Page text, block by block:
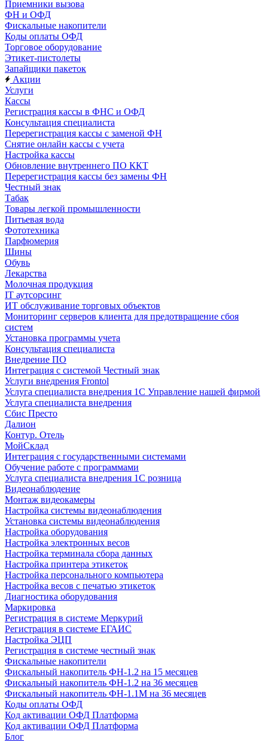
Приемники вызова
ФН и ОФД
Фискальные накопители
Коды оплаты ОФД
Торговое оборудование
Этикет-пистолеты
Запайщики пакеток
Акции
Услуги
Кассы
Регистрация кассы в ФНС и ОФД
Консультация специалиста
Перерегистрация кассы с заменой ФН
Снятие онлайн кассы с учета
Настройка кассы
Обновление внутреннего ПО ККТ
Перерегистрация кассы без замены ФН
Честный знак
Табак
Товары легкой промышленности
Питьевая вода
Фототехника
Парфюмерия
Шины
Обувь
Лекарства
Молочная продукция
IT аутсорсинг
ИТ обслуживание торговых объектов
Мониторинг серверов клиента для предотвращение сбоя
систем
Установка программы учета
Консультация специалиста
Внедрение ПО
Интеграция с системой Честный знак
Услуги внедрения Frontol
Услуга специалиста внедрения 1С Управление нашей фирмой
Услуга специалиста внедрения
Сбис Престо
Далион
Контур. Отель
МойСклад
Интеграция с государственными системами
Обучение работе с программами
Услуга специалиста внедрения 1С розница
Видеонаблюдение
Монтаж видеокамеры
Настройка системы видеонаблюдения
Установка системы видеонаблюдения
Настройка оборудования
Настройка электронных весов
Настройка терминала сбора данных
Настройка принтера этикеток
Настройка персонального компьютера
Настройка весов с печатью этикеток
Диагностика оборудования
Маркировка
Регистрация в системе Меркурий
Регистрация в системе ЕГАИС
Настройка ЭЦП
Регистрация в системе честный знак
Фискальные накопители
Фискальный накопитель ФН-1.2 на 15 месяцев
Фискальный накопитель ФН-1.2 на 36 месяцев
Фискальный накопитель ФН-1.1М на 36 месяцев
Коды оплаты ОФД
Код активации ОФД Платформа
Код активации ОФД Платформа
Блог